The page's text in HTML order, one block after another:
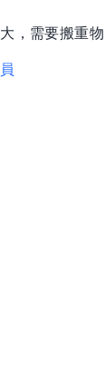
，需要搬重